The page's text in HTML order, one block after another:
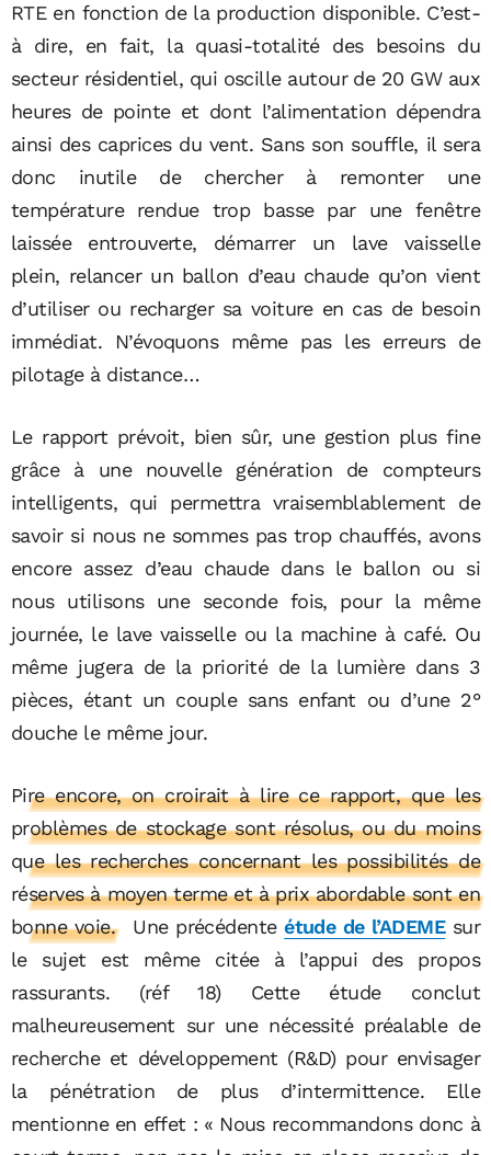
RTE en fonction de la production disponible. C’est-
à dire, en fait, la quasi-totalité des besoins du
secteur résidentiel, qui oscille autour de 20 GW aux
heures de pointe et dont l’alimentation dépendra
ainsi des caprices du vent. Sans son souffle, il sera
donc inutile de chercher à remonter une
température rendue trop basse par une fenêtre
laissée entrouverte, démarrer un lave vaisselle
plein, relancer un ballon d’eau chaude qu’on vient
d’utiliser ou recharger sa voiture en cas de besoin
immédiat. N’évoquons même pas les erreurs de
pilotage à distance…
Le rapport prévoit, bien sûr, une gestion plus fine
grâce à une nouvelle génération de compteurs
intelligents, qui permettra vraisemblablement de
savoir si nous ne sommes pas trop chauffés, avons
encore assez d’eau chaude dans le ballon ou si
nous utilisons une seconde fois, pour la même
journée, le lave vaisselle ou la machine à café. Ou
même jugera de la priorité de la lumière dans 3
pièces, étant un couple sans enfant ou d’une 2°
douche le même jour.
Pire encore, on croirait à lire ce rapport, que les
problèmes de stockage sont résolus, ou du moins
que les recherches concernant les possibilités de
réserves à moyen terme et à prix abordable sont en
bonne voie.
Une précédenteétude de l’ADEMEsur
le sujet est même citée à l’appui des propos
rassurants. (réf 18) Cette étude conclut
malheureusement sur une nécessité préalable de
recherche et développement (R&D) pour envisager
la pénétration de plus d’intermittence. Elle
mentionne en effet : « Nous recommandons donc à